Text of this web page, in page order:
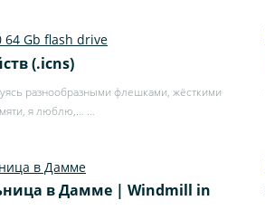
(.icns)
разнообразными флешками, жёсткими
я люблю,…
в Дамме | Windmill in